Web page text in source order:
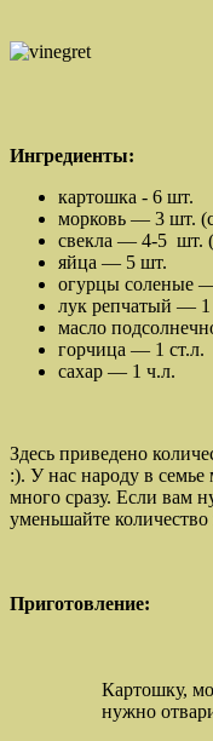
Ингредиенты:
картошка - 6 шт.
морковь — 3 шт.
свекла — 4-5 шт.
яйца — 5 шт.
огурцы соленые
лук репчатый — 1
масло
горчица — 1 ст.л.
сахар — 1 ч.л.
Здесь приведено
:). У нас народу в
много сразу. Если вам
уменьшайте
Приготовление:
Картошку,
нужно